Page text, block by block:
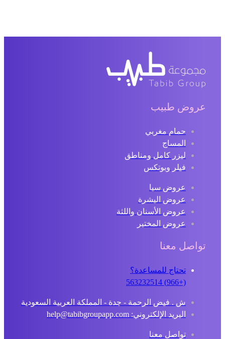
عروض طبيب
حمام مغربي
المساج
ليزر كامل ومناطق
فيلر وبوتكس
عروض سبا
عروض البشرة
عروض الأسنان واللثة
عروض المختبر
تواصل معنا
تحتاج للمساعدة؟
ش . فيض الرحمة - جدة - المملكة العربية السعودية
البريد الإلكتروني: help@tabibgroupapp.com
تواصل معنا